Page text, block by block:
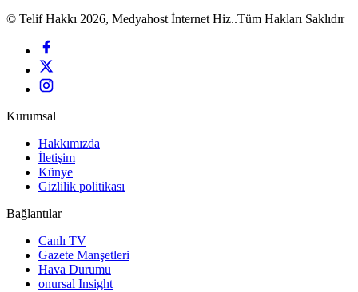
© Telif Hakkı 2026, Medyahost İnternet Hiz..Tüm Hakları Saklıdır
Kurumsal
Hakkımızda
İletişim
Künye
Gizlilik politikası
Bağlantılar
Canlı TV
Gazete Manşetleri
Hava Durumu
onursal Insight